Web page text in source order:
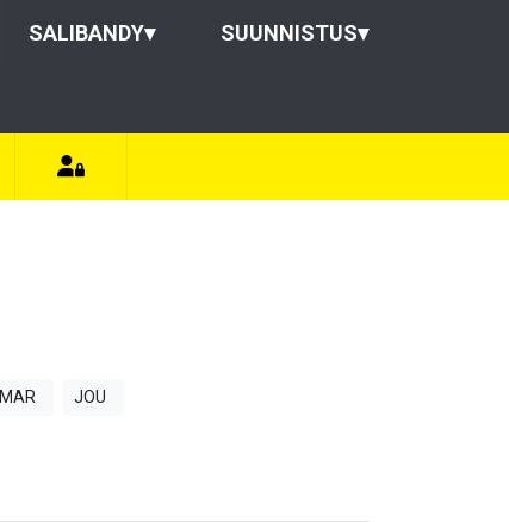
SALIBANDY▾ SUUNNISTUS▾
MAR JOU